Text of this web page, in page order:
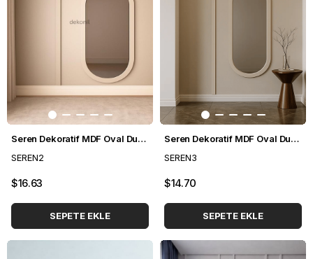
Seren Dekoratif MDF Oval Duvar Paneli Seti 140*248 cm
SEREN2
$16.63
SEPETE EKLE
Seren Dekoratif MDF Oval Duvar Paneli Seti 102*248 cm
SEREN3
$14.70
SEPETE EKLE